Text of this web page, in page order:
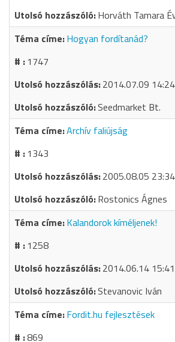
Horváth Tamara
Hogyan fordítanád?
1747
2014.07.09 14:24
Seedmarket Bt.
Archív faliújság
1343
2005.08.05 23:34
Rostonics Ágnes
Kalandorok kíméljenek!
1258
2014.06.14 15:41
Stevanovic Iván
Fordit.hu fejlesztések
869